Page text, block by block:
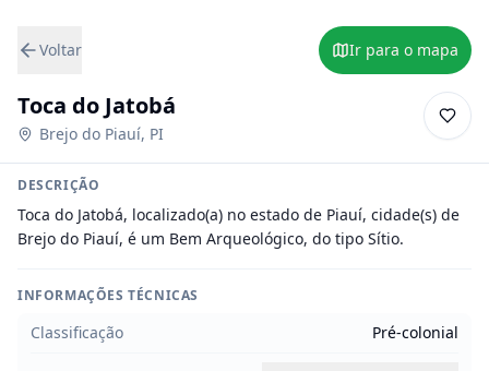
Voltar Ir para o mapa
Toca do Jatobá
Brejo do Piauí, PI
DESCRIÇÃO
Toca do Jatobá, localizado(a) no estado de Piauí, cidade(s) de
Brejo do Piauí, é um Bem Arqueológico, do tipo Sítio.
INFORMAÇÕES TÉCNICAS
Classificação Pré-colonial